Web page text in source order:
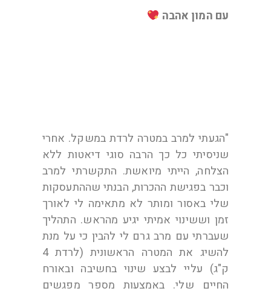
עם המון אהבה
"הגעתי למרב במטרה לרדת במשקל. אחרי
שניסיתי כל כך הרבה סוגי דיאטות ללא
הצלחה, הייתי מיואשת. התקשרתי למרב
וכבר בפגישת ההכרות, הבנתי שההתעסקות
שלי באסור ומותר לא מתאימה לי לאורך
זמן וששינוי אמיתי יגיע מהראש. התהליך
שעברתי עם מרב גרם לי להבין כי על מנת
להשיג את המטרה הראשונית (לרדת 4
ק"ג) עליי לבצע שינוי בחשיבה ובאורח
החיים שלי. באמצעות מספר מפגשים